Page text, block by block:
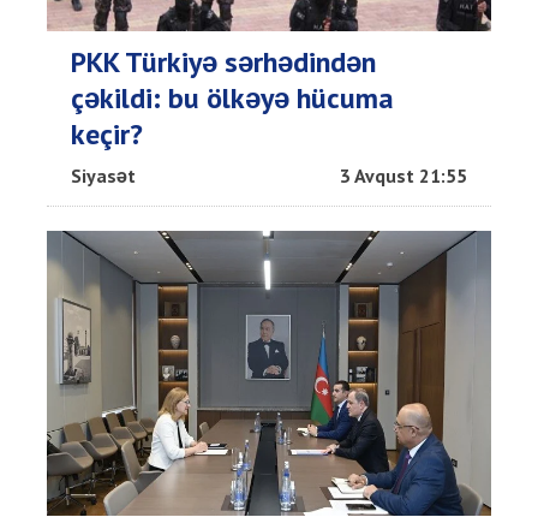
PKK Türkiyə sərhədindən
çəkildi: bu ölkəyə hücuma
keçir?
Siyasət 3 Avqust 21:55